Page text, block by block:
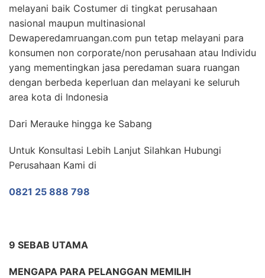
melayani baik Costumer di tingkat perusahaan
nasional maupun multinasional
Dewaperedamruangan.com pun tetap melayani para
konsumen non corporate/non perusahaan atau Individu
yang mementingkan jasa peredaman suara ruangan
dengan berbeda keperluan dan melayani ke seluruh
area kota di Indonesia
Dari Merauke hingga ke Sabang
Untuk Konsultasi Lebih Lanjut Silahkan Hubungi
Perusahaan Kami di
0821 25 888 798
9 SEBAB UTAMA
MENGAPA PARA PELANGGAN MEMILIH